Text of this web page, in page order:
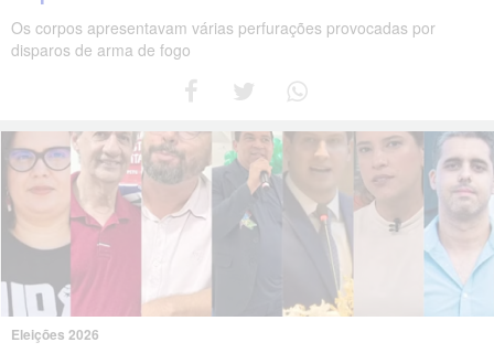
Os corpos apresentavam várias perfurações provocadas por
disparos de arma de fogo
Eleições 2026